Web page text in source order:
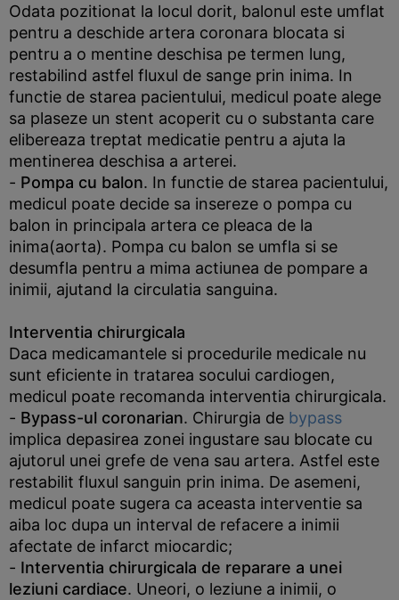
Odata pozitionat la locul dorit, balonul este umflat
pentru a deschide artera coronara blocata si
pentru a o mentine deschisa pe termen lung,
restabilind astfel fluxul de sange prin inima. In
functie de starea pacientului, medicul poate alege
sa plaseze un stent acoperit cu o substanta care
elibereaza treptat medicatie pentru a ajuta la
mentinerea deschisa a arterei.
- Pompa cu balon. In functie de starea pacientului,
medicul poate decide sa insereze o pompa cu
balon in principala artera ce pleaca de la
inima(aorta). Pompa cu balon se umfla si se
desumfla pentru a mima actiunea de pompare a
inimii, ajutand la circulatia sanguina.
Interventia chirurgicala
Daca medicamantele si procedurile medicale nu
sunt eficiente in tratarea socului cardiogen,
medicul poate recomanda interventia chirurgicala.
- Bypass-ul coronarian. Chirurgia de bypass
implica depasirea zonei ingustare sau blocate cu
ajutorul unei grefe de vena sau artera. Astfel este
restabilit fluxul sanguin prin inima. De asemeni,
medicul poate sugera ca aceasta interventie sa
aiba loc dupa un interval de refacere a inimii
afectate de infarct miocardic;
- Interventia chirurgicala de reparare a unei
leziuni cardiace. Uneori, o leziune a inimii, o